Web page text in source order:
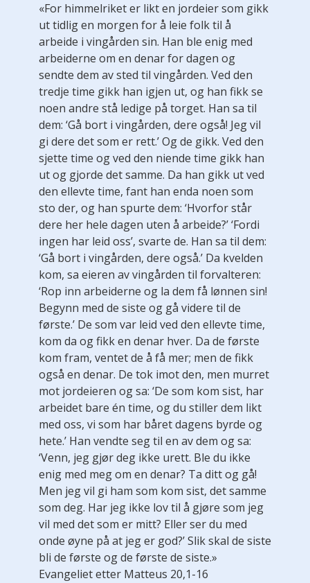
«For himmelriket er likt en jordeier som gikk
ut tidlig en morgen for å leie folk til å
arbeide i vingården sin. Han ble enig med
arbeiderne om en denar for dagen og
sendte dem av sted til vingården. Ved den
tredje time gikk han igjen ut, og han fikk se
noen andre stå ledige på torget. Han sa til
dem: ‘Gå bort i vingården, dere også! Jeg vil
gi dere det som er rett.’ Og de gikk. Ved den
sjette time og ved den niende time gikk han
ut og gjorde det samme. Da han gikk ut ved
den ellevte time, fant han enda noen som
sto der, og han spurte dem: ‘Hvorfor står
dere her hele dagen uten å arbeide?’ ‘Fordi
ingen har leid oss’, svarte de. Han sa til dem:
‘Gå bort i vingården, dere også.’ Da kvelden
kom, sa eieren av vingården til forvalteren:
‘Rop inn arbeiderne og la dem få lønnen sin!
Begynn med de siste og gå videre til de
første.’ De som var leid ved den ellevte time,
kom da og fikk en denar hver. Da de første
kom fram, ventet de å få mer; men de fikk
også en denar. De tok imot den, men murret
mot jordeieren og sa: ‘De som kom sist, har
arbeidet bare én time, og du stiller dem likt
med oss, vi som har båret dagens byrde og
hete.’ Han vendte seg til en av dem og sa:
‘Venn, jeg gjør deg ikke urett. Ble du ikke
enig med meg om en denar? Ta ditt og gå!
Men jeg vil gi ham som kom sist, det samme
som deg. Har jeg ikke lov til å gjøre som jeg
vil med det som er mitt? Eller ser du med
onde øyne på at jeg er god?’ Slik skal de siste
bli de første og de første de siste.»
Evangeliet etter Matteus 20,1-16